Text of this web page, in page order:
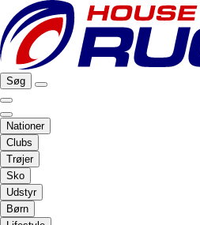
Søg
Nationer
Clubs
Trøjer
Sko
Udstyr
Børn